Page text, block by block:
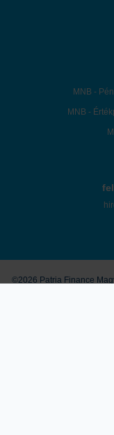
MNB -
MNB -
©2026 Patria Finance